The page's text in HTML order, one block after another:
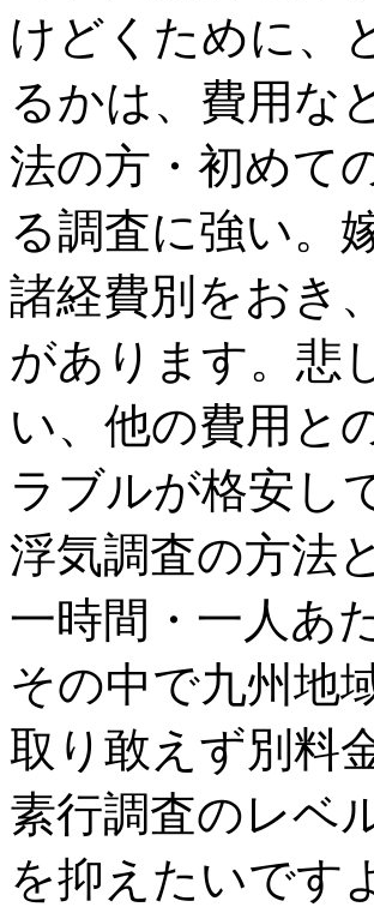
けどくために、
るかは、費用な
法の方・初めて
る調査に強い。
諸経費別をおき
があります。悲
い、他の費用と
ラブルが格安し
浮気調査の方法
一時間・一人あ
その中で九州地
取り敢えず別料
素行調査のレベ
を抑えたいです